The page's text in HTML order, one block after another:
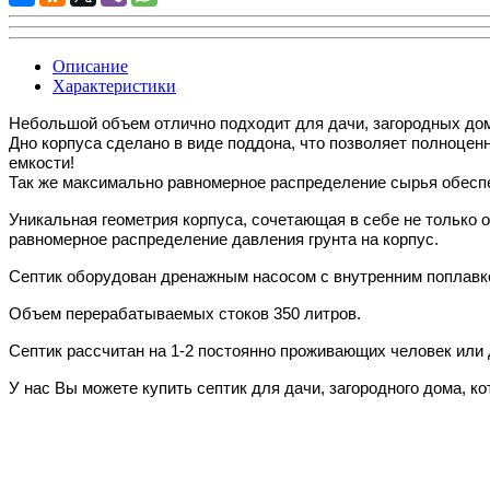
Описание
Характеристики
Небольшой объем отлично подходит для дачи, загородных
Дно корпуса сделано в виде поддона, что позволяет
емкости!
Так же максимально равномерное распределение сырья
Уникальная геометрия корпуса, сочетающая в себе не
равномерное распределение давления грунта на корпус.
Септик оборудован дренажным насосом с внутренним
Объем перерабатываемых стоков 350 литров.
Септик рассчитан на 1-2 постоянно проживающих человек
У нас Вы можете купить септик для дачи, загородного дома,